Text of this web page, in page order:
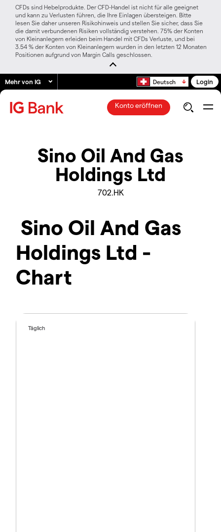
CFDs sind Hebelprodukte. Der CFD-Handel ist nicht für alle geeignet
und kann zu Verlusten führen, die Ihre Einlagen übersteigen. Bitte
lesen Sie daher unseren Risikohinweis und stellen Sie sicher, dass Sie
die damit verbundenen Risiken vollständig verstehen. 75% der Konten
von Kleinanlegern erleiden beim Handel mit CFDs Verluste, und bei
3.54 % der Konten von Kleinanlegern wurden in den letzten 12 Monaten
Positionen aufgrund von Margin Calls geschlossen.
Mehr von IG Deutsch Login
Konto eröffnen
Sino Oil And Gas
Holdings Ltd
702.HK
Sino Oil And Gas
Holdings Ltd -
Chart
Täglich